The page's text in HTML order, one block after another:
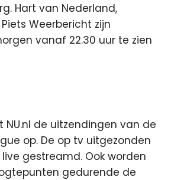
Hart van Nederland,
Weerbericht zijn
vanaf 22.30 uur te zien
NU.nl de uitzendingen van de
op. De op tv uitgezonden
gestreamd. Ook worden
gedurende de